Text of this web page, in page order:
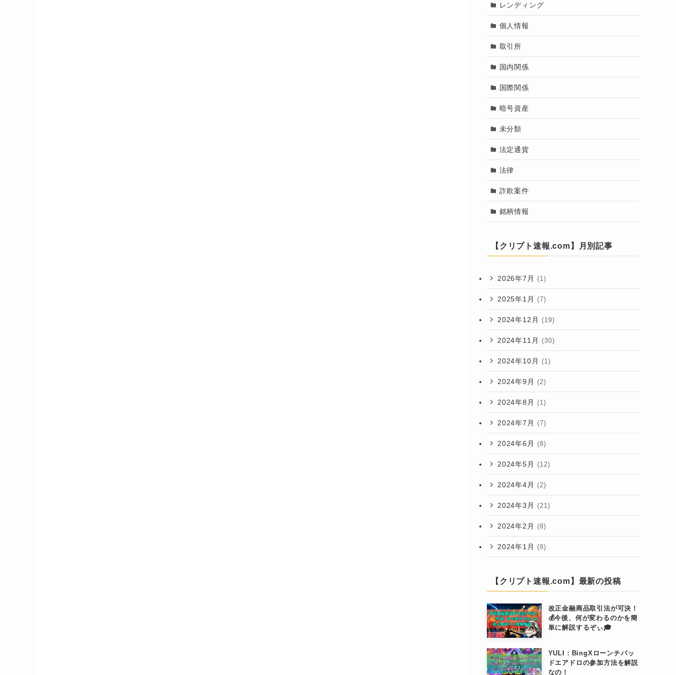
レンディング
個人情報
取引所
国内関係
国際関係
暗号資産
未分類
法定通貨
法律
詐欺案件
銘柄情報
【クリプト速報.com】月別記事
2026年7月 (1)
2025年1月 (7)
2024年12月 (19)
2024年11月 (30)
2024年10月 (1)
2024年9月 (2)
2024年8月 (1)
2024年7月 (7)
2024年6月 (8)
2024年5月 (12)
2024年4月 (2)
2024年3月 (21)
2024年2月 (8)
2024年1月 (8)
【クリプト速報.com】最新の投稿
改正金融商品取引法が可決！
💰今後、何が変わるのかを簡
単に解説するぞぃ🎓
YULI：BingXローンチパッ
ドエアドロの参加方法を解説
なの！